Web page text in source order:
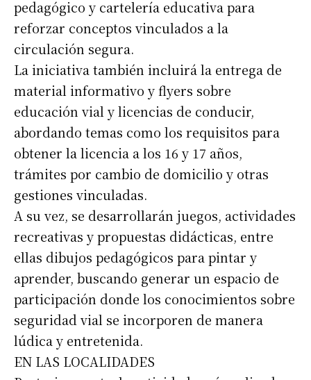
Dirección de correo electrónico
Nombre
Apellidos
Número de teléfono
pedagógico y cartelería educativa para
reforzar conceptos vinculados a la
circulación segura.
La iniciativa también incluirá la entrega de
material informativo y flyers sobre
educación vial y licencias de conducir,
abordando temas como los requisitos para
obtener la licencia a los 16 y 17 años,
trámites por cambio de domicilio y otras
gestiones vinculadas.
A su vez, se desarrollarán juegos, actividades
recreativas y propuestas didácticas, entre
ellas dibujos pedagógicos para pintar y
aprender, buscando generar un espacio de
participación donde los conocimientos sobre
seguridad vial se incorporen de manera
lúdica y entretenida.
EN LAS LOCALIDADES